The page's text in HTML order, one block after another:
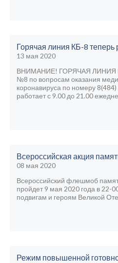
Горячая линия КБ-8 теперь
13 мая 2020
ВНИМАНИЕ! ГОРЯЧАЯ ЛИНИЯ
№8 по вопросам оказания
коронавируса по номеру
работает с 9.00 до 21.00
Всероссийская акция
08 мая 2020
Всероссийский флешмоб
пройдет 9 мая 2020 года в 22-
подвигам и героям Великой
Режим повышенной